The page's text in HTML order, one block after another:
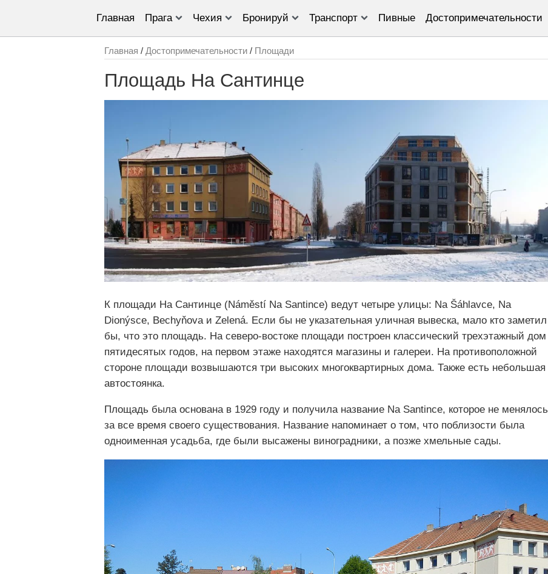
Главная Прага Чехия Бронируй Транспорт Пивные Достопримечательности
Главная / Достопримечательности / Площади
Площадь На Сантинце
К площади На Сантинце (Náměstí Na Santince) ведут четыре улицы: Na Šáhlavce, Na
Dionýsce, Bechyňova и Zelená. Если бы не указательная уличная вывеска, мало кто заметил
бы, что это площадь. На северо-востоке площади построен классический трехэтажный дом
пятидесятых годов, на первом этаже находятся магазины и галереи. На противоположной
стороне площади возвышаются три высоких многоквартирных дома. Также есть небольшая
автостоянка.
Площадь была основана в 1929 году и получила название Na Santince, которое не менялось
за все время своего существования. Название напоминает о том, что поблизости была
одноименная усадьба, где были высажены виноградники, а позже хмельные сады.